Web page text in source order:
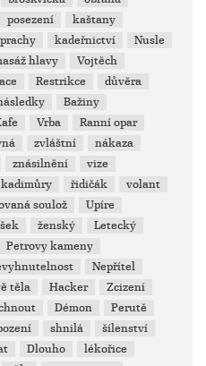
posezení
kaštany
prachy kadeřnictví
Nusle
hlavy
Vojtěch
Restrikce
důvěra
Bažiny
Vrba
Ranní opar
zvláštní
nákaza
znásilnění
vize
kadimůry řidičák
volant
soulož
Upíre
ženský
Letecký
Petrovy kameny
Nepřítel
těla Hacker
Zcizení
Démon
Perutě
shnilá
šílenství
Dlouho
lékořice